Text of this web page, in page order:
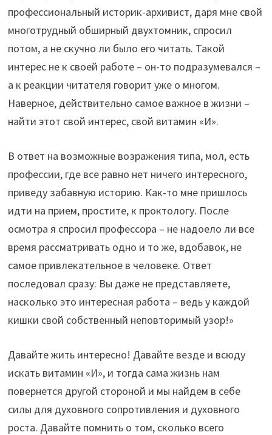
профессиональный историк-архивист, даря мне свой
многотрудный обширный двухтомник, спросил
потом, а не скучно ли было его читать. Такой
интерес не к своей работе – он-то подразумевался –
а к реакции читателя говорит уже о многом.
Наверное, действительно самое важное в жизни –
найти этот свой интерес, свой витамин «И».
В ответ на возможные возражения типа, мол, есть
профессии, где все равно нет ничего интересного,
приведу забавную историю. Как-то мне пришлось
идти на прием, простите, к проктологу. После
осмотра я спросил профессора – не надоело ли все
время рассматривать одно и то же, вдобавок, не
самое привлекательное в человеке. Ответ
последовал сразу: Вы даже не представляете,
насколько это интересная работа – ведь у каждой
кишки свой собственный неповторимый узор!»
Давайте жить интересно! Давайте везде и всюду
искать витамин «И», и тогда сама жизнь нам
повернется другой стороной и мы найдем в себе
силы для духовного сопротивления и духовного
роста. Давайте помнить о том, сколько всего